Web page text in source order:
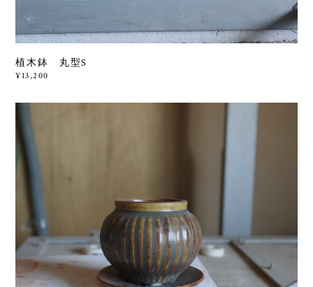
植木鉢 丸型S
¥13,200